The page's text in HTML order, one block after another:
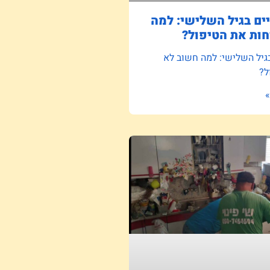
בגיל השלישי: למה
את הטיפול?
השלישי: למה חשוב לא